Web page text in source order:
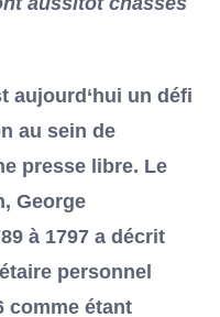
aujourd‘hui un défi
au sein de
presse libre. Le
George
à 1797 a décrit
personnel
comme étant